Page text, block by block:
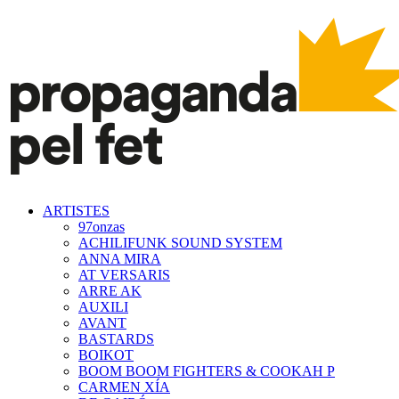
ARTISTES
97onzas
ACHILIFUNK SOUND SYSTEM
ANNA MIRA
AT VERSARIS
ARRE AK
AUXILI
AVANT
BASTARDS
BOIKOT
BOOM BOOM FIGHTERS & COOKAH P
CARMEN XÍA